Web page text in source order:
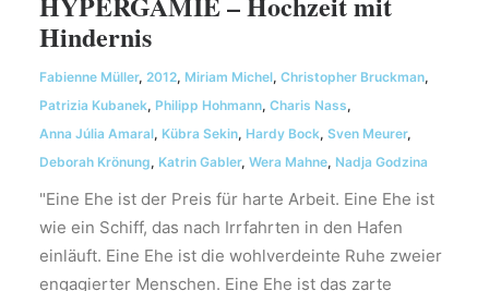
Hindernis
Fabienne Müller, 2012, Miriam Michel, Christopher Bruckman,
Patrizia Kubanek, Philipp Hohmann, Charis Nass,
Anna Júlia Amaral, Kübra Sekin, Hardy Bock, Sven Meurer,
Deborah Krönung, Katrin Gabler, Wera Mahne, Nadja Godzina
"Eine Ehe ist der Preis für harte Arbeit. Eine Ehe ist
wie ein Schiff, das nach Irrfahrten in den Hafen
einläuft. Eine Ehe ist die wohlverdeinte Ruhe zweier
engagierter Menschen. Eine Ehe ist das zarte